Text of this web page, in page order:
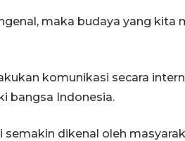
maka budaya yang kita
komunikasi secara
bangsa Indonesia.
dikenal oleh
investasi